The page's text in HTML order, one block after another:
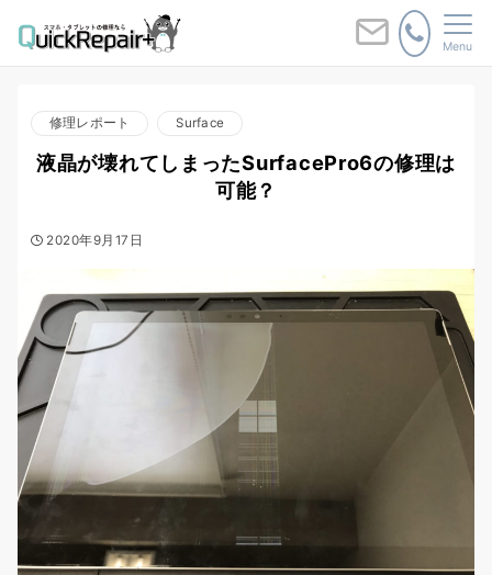
Menu
修理レポート Surface
液晶が壊れてしまったSurfacePro6の修理は
可能？
2020年9月17日